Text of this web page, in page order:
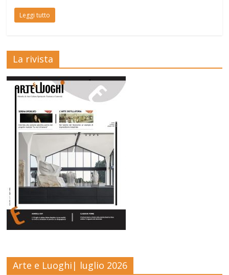
Leggi tutto
La rivista
Arte e Luoghi| luglio 2026